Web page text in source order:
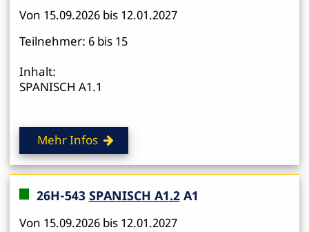
Von 15.09.2026 bis 12.01.2027
Teilnehmer: 6 bis 15
Inhalt:
SPANISCH A1.1
Mehr Infos
26H-543 SPANISCH A1.2A1
Von 15.09.2026 bis 12.01.2027